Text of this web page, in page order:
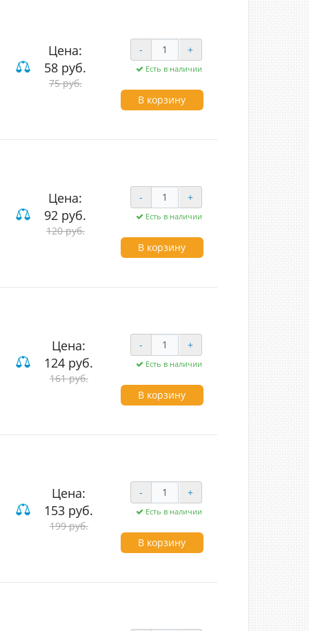
Цена:
58 руб.
75 руб.
- +
Есть в наличии
В корзину
Цена:
92 руб.
120 руб.
- +
Есть в наличии
В корзину
Цена:
124 руб.
161 руб.
- +
Есть в наличии
В корзину
Цена:
153 руб.
199 руб.
- +
Есть в наличии
В корзину